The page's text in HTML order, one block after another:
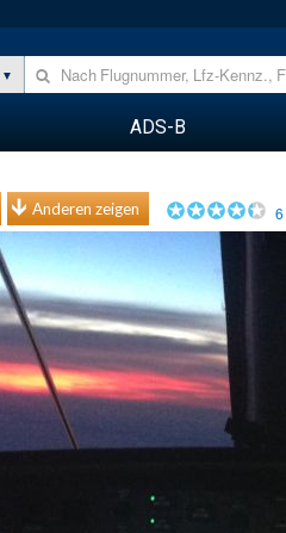
ADS-B
Anderen zeigen 6